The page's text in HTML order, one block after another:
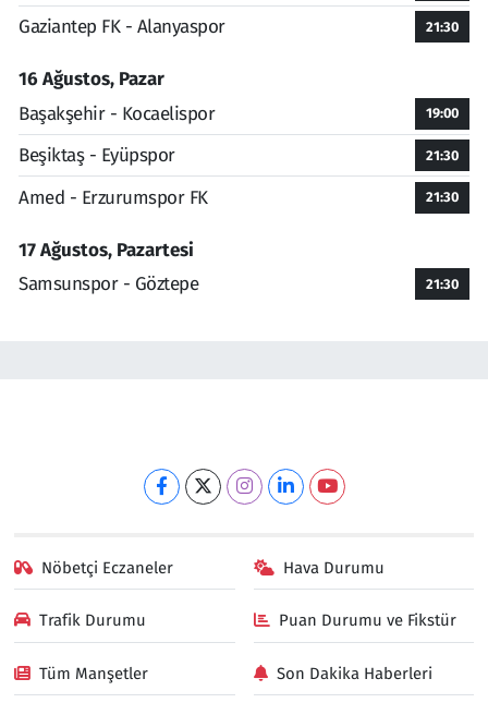
Gaziantep FK - Alanyaspor 21:30
16 Ağustos, Pazar
Başakşehir - Kocaelispor
19:00
Beşiktaş - Eyüpspor 21:30
Amed - Erzurumspor FK 21:30
17 Ağustos, Pazartesi
Samsunspor - Göztepe
21:30
Nöbetçi Eczaneler Hava Durumu
Trafik Durumu Puan Durumu ve Fikstür
Tüm Manşetler Son Dakika Haberleri